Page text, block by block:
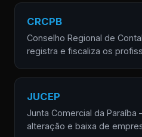
CRCPB
Conselho Regional de
registra e fiscaliza os
JUCEP
Junta Comercial da Paraíba
alteração e baixa de